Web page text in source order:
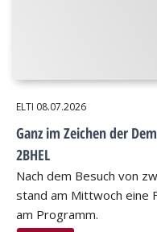
ELTI 08.07.2026
Ganz im Zeichen der
2BHEL
Nach dem Besuch von
stand am Mittwoch eine
am Programm.